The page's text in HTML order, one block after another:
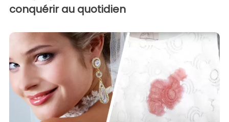
conquérir au quotidien